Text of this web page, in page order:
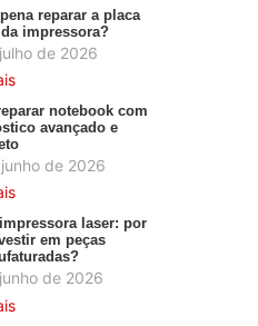
reparar a placa
impressora?
de 2026
notebook com
avançado e
de 2026
laser: por
em peças
de 2026